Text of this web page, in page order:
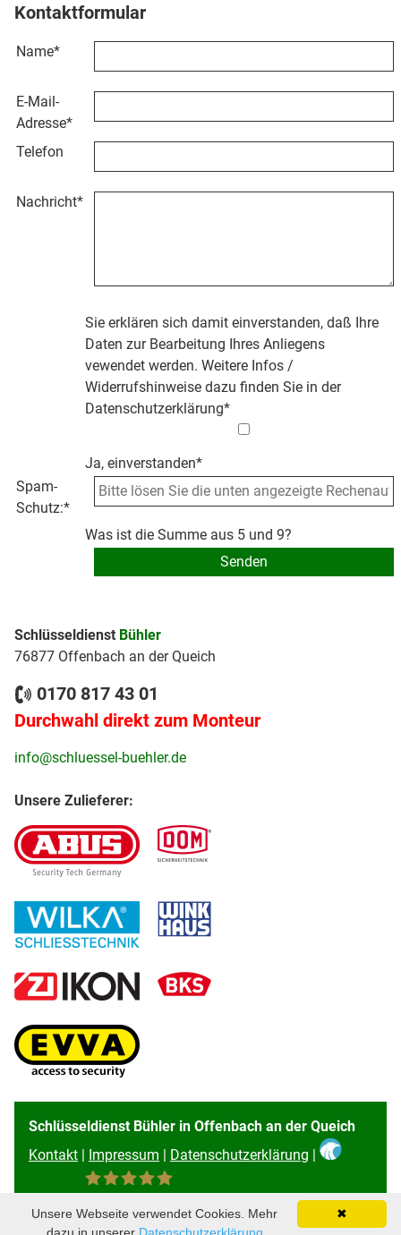
Kontaktformular
Name*
E-Mail-
Adresse*
Telefon
Nachricht*
Sie erklären sich damit einverstanden, daß Ihre
Daten zur Bearbeitung Ihres Anliegens
vewendet werden. Weitere Infos /
Widerrufshinweise dazu finden Sie in der
Datenschutzerklärung*
Ja, einverstanden*
Spam-
Schutz:*
Was ist die Summe aus 5 und 9?
Schlüsseldienst Bühler
76877 Offenbach an der Queich
0170 817 43 01
Durchwahl direkt zum Monteur
info@schluessel-buehler.de
Unsere Zulieferer:
Schlüsseldienst Bühler in Offenbach an der Queich
Kontakt | Impressum | Datenschutzerklärung |
✖
Unsere Webseite verwendet Cookies. Mehr